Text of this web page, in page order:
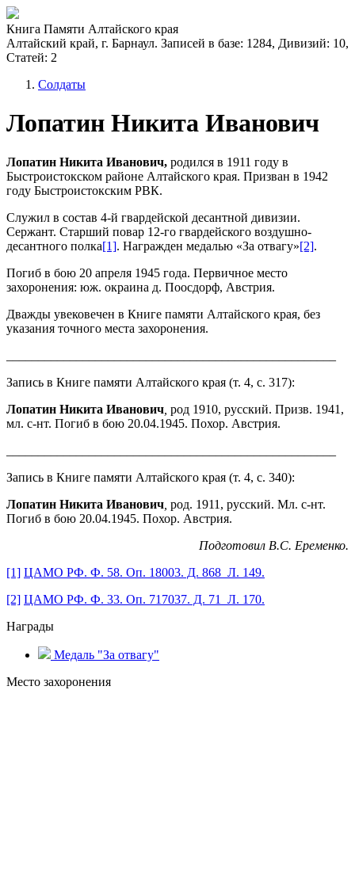
Книга Памяти Алтайского края
Алтайский край, г. Барнаул. Записей в базе: 1284, Дивизий: 10,
Статей: 2
Солдаты
Лопатин Никита Иванович
Лопатин Никита Иванович, родился в 1911 году в
Быстроистокском районе Алтайского края. Призван в 1942
году Быстроистокским РВК.
Служил в состав 4-й гвардейской десантной дивизии.
Сержант. Старший повар 12-го гвардейского воздушно-
десантного полка[1]. Награжден медалью «За отвагу»[2].
Погиб в бою 20 апреля 1945 года. Первичное место
захоронения: юж. окраина д. Поосдорф, Австрия.
Дважды увековечен в Книге памяти Алтайского края, без
указания точного места захоронения.
Запись в Книге памяти Алтайского края (т. 4, с. 317):
Лопатин Никита Иванович род 1910, русский. Призв. 1941,
мл. с-нт. Погиб в бою 20.04.1945. Похор. Австрия.
Запись в Книге памяти Алтайского края (т. 4, с. 340):
Лопатин Никита Иванович род. 1911, русский. Мл. с-нт.
Погиб в бою 20.04.1945. Похор. Австрия.
Подготовил В.С. Еременко.
[1] ЦАМО РФ. Ф. 58. Оп. 18003. Д. 868 Л. 149.
[2] ЦАМО РФ. Ф. 33. Оп. 717037. Д. 71 Л. 170.
Награды
Медаль "За отвагу"
Место захоронения